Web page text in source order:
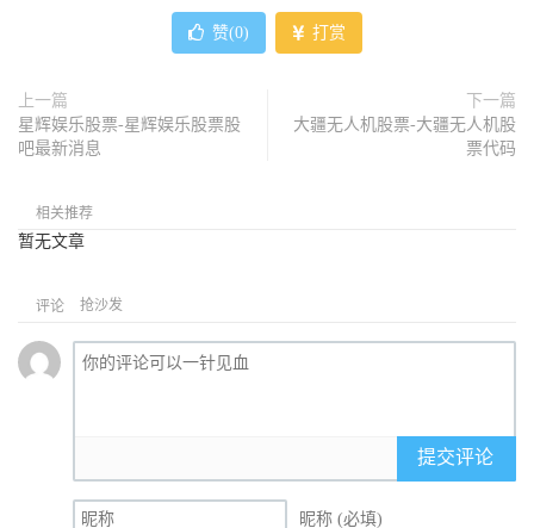
赞(0) 打赏
上一篇
星辉娱乐股票-星辉娱乐股票股
吧最新消息
下一篇
大疆无人机股票-大疆无人机股
票代码
相关推荐
暂无文章
评论 抢沙发
提交评论
昵称 (必填)